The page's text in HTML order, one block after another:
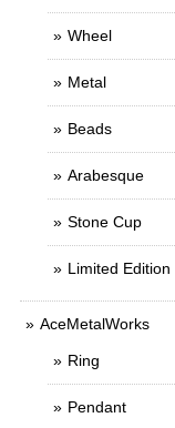
Wheel
Metal
Beads
Arabesque
Stone Cup
Limited Edition
AceMetalWorks
Ring
Pendant